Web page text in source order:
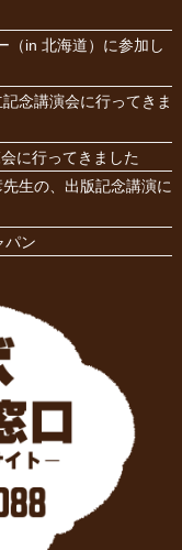
（in 北海道）に参加し
念講演会に行ってきま
に行ってきました
生の、出版記念講演に
パン